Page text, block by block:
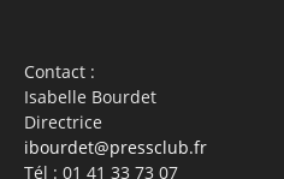
Contact :
Isabelle Bourdet
Directrice
ibourdet@pressclub.fr
Tél : 01 41 33 73 07